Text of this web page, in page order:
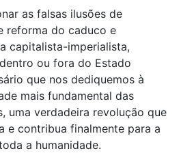
as falsas ilusões de
reforma do caduco e
capitalista-imperialista,
ou fora do Estado
que nos dediquemos à
mais fundamental das
uma verdadeira revolução que
e contribua finalmente para a
a humanidade.